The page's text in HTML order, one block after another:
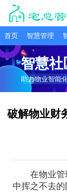
首页 智慧管理
智慧社
助力物业智能
破解物业财
在物业管理
中挥之不去